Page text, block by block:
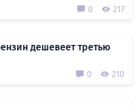
0 217
дешевеет третью
0 210